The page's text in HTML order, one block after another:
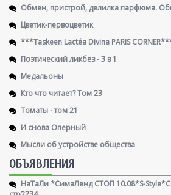
Обмен, пристрой, делилка парфюма.
Цветик-первоцветик
***Taskeen Lactéa Divina PARIS
Поэтический ликбез - 3 в 1
Медальоны
Кто что читает? Том 23
Томаты - том 21
И снова Оперный
Мысли об устройстве общества
ОБЪЯВЛЕНИЯ
НаТаЛи *СимаЛенд СТОП 10.08*S-